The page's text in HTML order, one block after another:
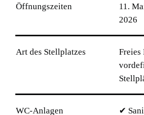
Öffnungszeiten
11.
2026
Art des Stellplatzes
Freies
WC-Anlagen ✔